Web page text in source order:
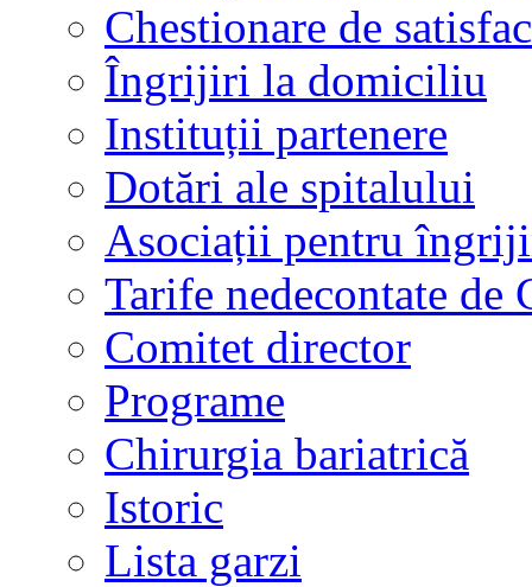
Chestionare de
Îngrijiri la domiciliu
Instituții partenere
Dotări ale spitalului
Asociații pentru
Tarife nedecontate de
Comitet director
Programe
Chirurgia bariatrică
Istoric
Lista garzi